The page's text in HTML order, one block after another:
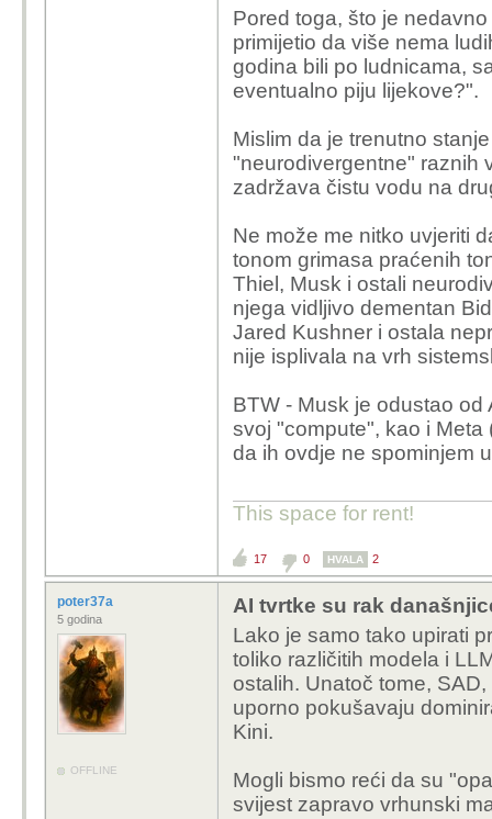
- da ukida sudske
- da prima poklone
Pored toga, što je
primijetio da više nema
godina bili po ludnicama,
eventualno piju lijekove?".
Mislim da je trenutno
"neurodivergentne" raznih
zadržava čistu vodu na
Ne može me nitko uvjeriti
tonom grimasa praćenih
Thiel, Musk i ostali
njega vidljivo dementan
Jared Kushner i ostala
nije isplivala na vrh
BTW - Musk je odustao
svoj "compute", kao i
da ih ovdje ne spominjem
This space for rent!
17 0 HVALA 2
poter37a
5 godina
OFFLINE
AI tvrtke su rak
Lako je samo tako upirati
toliko različitih modela i
ostalih. Unatoč tome,
uporno pokušavaju
Kini.
Mogli bismo reći da su
svijest zapravo vrhunski